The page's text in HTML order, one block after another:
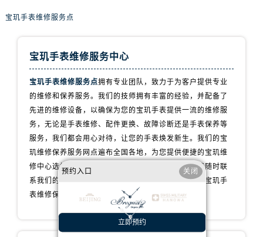
山西省忻州市忻府区和平东街与七一南路交叉口宝玑售后服务中心（需提前预约）
安徽省淮北市相山区淮海路宝玑售后服务中心（需提前预约）
宝玑手表维修服务点
宝玑手表维修服务中心
宝玑手表维修服务点拥有专业团队，致力于为客户提供专业
的维修和保养服务。我们的技师拥有丰富的经验，并配备了
先进的维修设备，以确保为您的宝玑手表提供一流的维修服
务，无论是手表维修、配件更换、故障诊断还是手表保养等
服务，我们都会用心对待，让您的手表焕发新生。我们的宝
玑维修保养服务网点遍布全国各地，为您提供便捷的宝玑维
修中心选择。如果您有任何问题或需要维修服务，请随时联
系我们的客服团队，我们将全力以赴为您提供专业的宝玑手
表维修保养服务。
预约入口 关闭
立即预约